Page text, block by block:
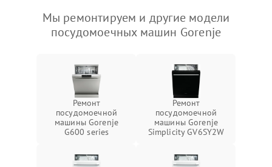
Мы ремонтируем и другие модели
посудомоечных машин Gorenje
Ремонт
посудомоечной
машины Gorenje
G600 series
Ремонт
посудомоечной
машины Gorenje
Simplicity GV6SY2W